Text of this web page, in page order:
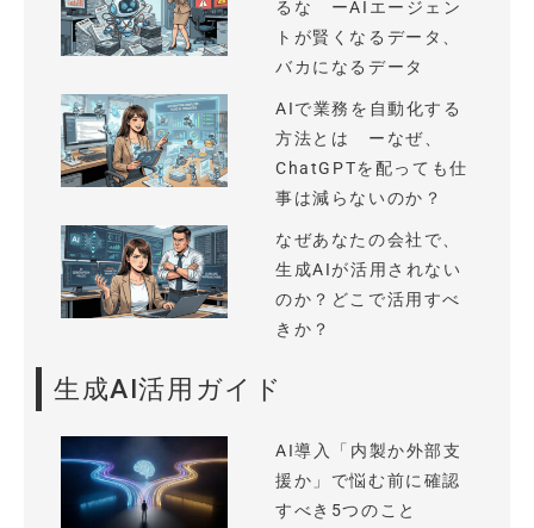
るな ーAIエージェン
トが賢くなるデータ、
バカになるデータ
AIで業務を自動化する
方法とは ーなぜ、
ChatGPTを配っても仕
事は減らないのか？
なぜあなたの会社で、
生成AIが活用されない
のか？どこで活用すべ
きか？
生成AI活用ガイド
AI導入「内製か外部支
援か」で悩む前に確認
すべき5つのこと